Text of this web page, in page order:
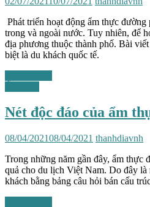
Phát triển hoạt động ẩm thực
trong và ngoài nước. Tuy nhiên, để
địa phương thuộc thành phố. Bài
biệt là du khách quốc tế.
Nét độc đáo của ẩm
08/04/202108/04/2021 thanhdiavnh
Trong những năm gần đây, ẩm thực
quả cho du lịch Việt Nam. Do đây là
khách bằng bảng câu hỏi bán cấu